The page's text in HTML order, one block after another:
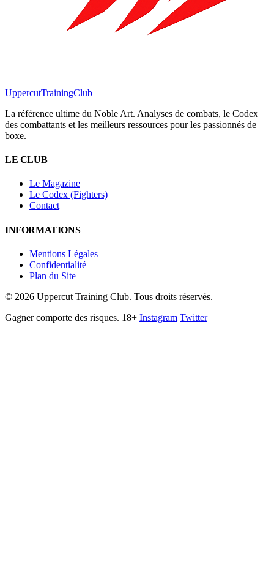
UppercutTrainingClub
La référence ultime du Noble Art. Analyses de combats, le Codex
des combattants et les meilleurs ressources pour les passionnés de
boxe.
LE CLUB
Le Magazine
Le Codex (Fighters)
Contact
INFORMATIONS
Mentions Légales
Confidentialité
Plan du Site
© 2026 Uppercut Training Club. Tous droits réservés.
Gagner comporte des risques. 18+ Instagram Twitter